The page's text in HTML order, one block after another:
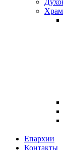
Епархии
Контакты